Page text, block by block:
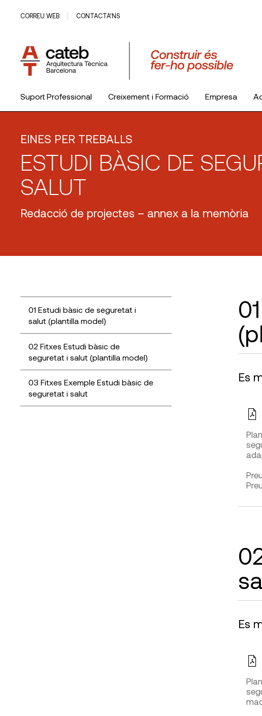
CORREU WEB CONTACTA’NS
Suport Professional Creixement i Formació Empresa
EINES PER TREBALLS
ESTUDI BÀSIC DE
SALUT
Redacció de projectes – annex a la memòria
01 Estudi bàsic de seguretat i
salut (plantilla model)
02 Fitxes Estudi bàsic de
seguretat i salut (plantilla model)
03 Fitxes Exemple Estudi bàsic de
seguretat i salut
Es
Es